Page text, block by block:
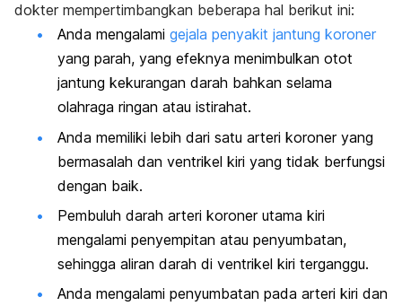
dokter mempertimbangkan beberapa hal berikut ini:
Anda mengalami gejala penyakit jantung koroner
yang parah, yang efeknya menimbulkan otot
jantung kekurangan darah bahkan selama
olahraga ringan atau istirahat.
Anda memiliki lebih dari satu arteri koroner yang
bermasalah dan ventrikel kiri yang tidak berfungsi
dengan baik.
Pembuluh darah arteri koroner utama kiri
mengalami penyempitan atau penyumbatan,
sehingga aliran darah di ventrikel kiri terganggu.
Anda mengalami penyumbatan pada arteri kiri dan